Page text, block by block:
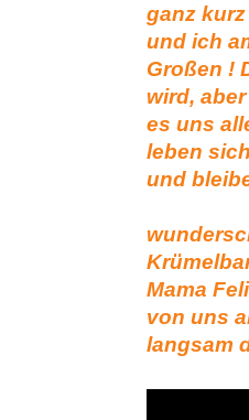
ganz
und ich
Großen !
wird,
es uns
leben
und
Mama
von uns
langsam